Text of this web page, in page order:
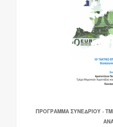
ΠΡΟΓΡΑΜΜΑ ΣΥΝΕΔΡΙΟΥ -